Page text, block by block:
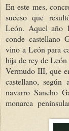
En este mes,
suceso que
León. Aquel año
conde castellano
vino a León para
hija de rey de
Vermudo III, que
castellano, según
navarro Sancho
monarca